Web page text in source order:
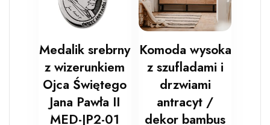
Medalik srebrny
z wizerunkiem
Ojca Świętego
Jana Pawła II
MED-JP2-01
Komoda wysoka
z szufladami i
drzwiami
antracyt /
dekor bambus